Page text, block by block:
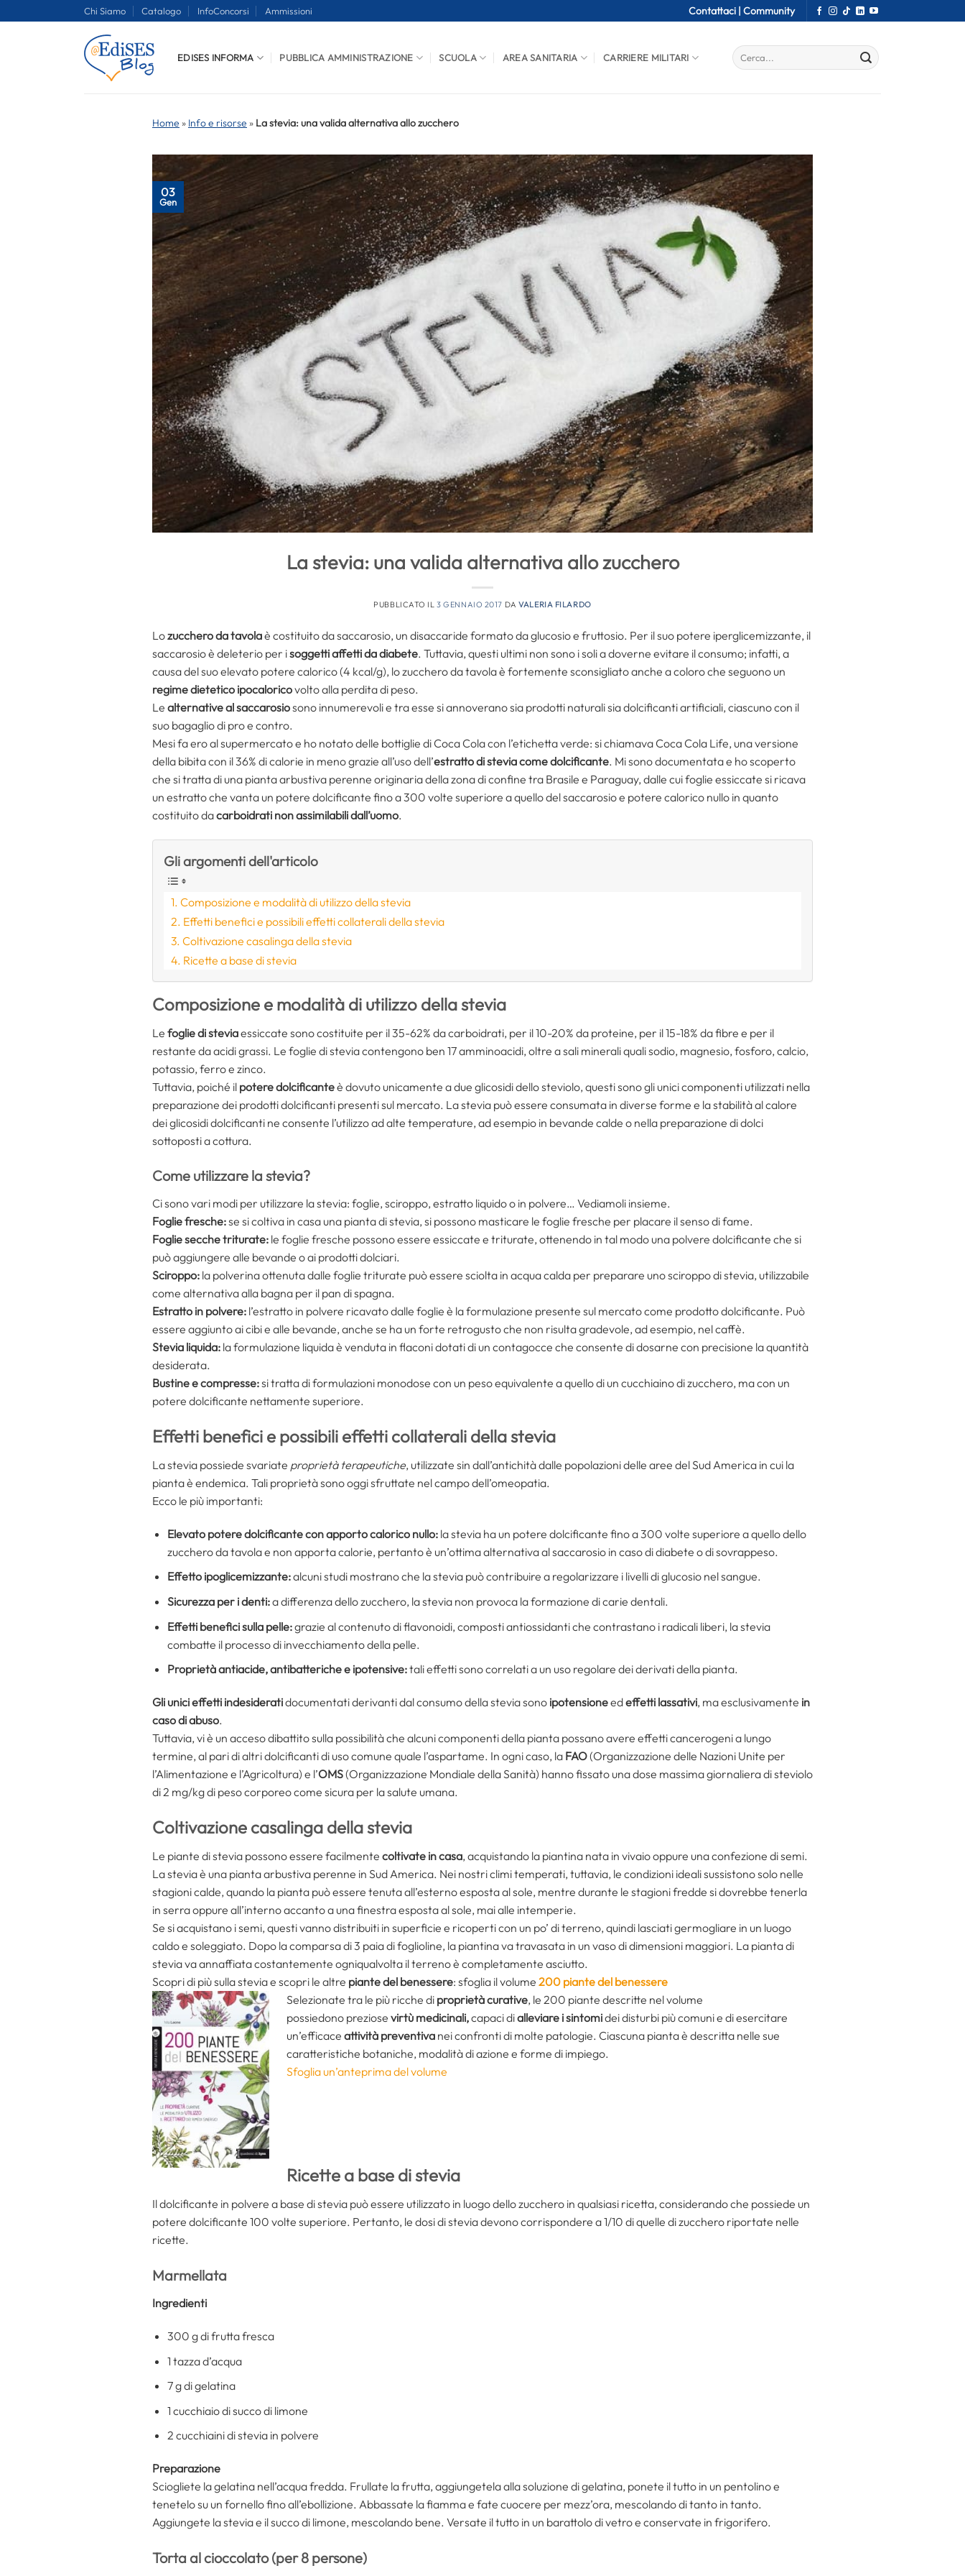
Chi Siamo Catalogo InfoConcorsi Ammissioni Contattaci | Community
EDISES INFORMA PUBBLICA AMMINISTRAZIONE SCUOLA AREA SANITARIA CARRIERE MILITARI
Home » Info e risorse » La stevia: una valida alternativa allo zucchero
03
Gen
La stevia: una valida alternativa allo zucchero
PUBBLICATO IL3 GENNAIO 2017 DAVALERIA FILARDO
Lozucchero da tavolaè costituito da saccarosio, un disaccaride formato da glucosio e fruttosio. Per il suo potere iperglicemizzante, il
saccarosio è deleterio per isoggetti affetti da diabete. Tuttavia, questi ultimi non sono i soli a doverne evitare il consumo; infatti, a
causa del suo elevato potere calorico (4 kcal/g), lo zucchero da tavola è fortemente sconsigliato anche a coloro che seguono un
regime dietetico ipocaloricovolto alla perdita di peso.
Le alternative al saccarosiosono innumerevoli e tra esse si annoverano sia prodotti naturali sia dolcificanti artificiali, ciascuno con il
suo bagaglio di pro e contro.
Mesi fa ero al supermercato e ho notato delle bottiglie di Coca Cola con l’etichetta verde: si chiamava Coca Cola Life, una versione
della bibita con il 36% di calorie in meno grazie all’uso dell’estratto di stevia come dolcificante. Mi sono documentata e ho scoperto
che si tratta di una pianta arbustiva perenne originaria della zona di confine tra Brasile e Paraguay, dalle cui foglie essiccate si ricava
un estratto che vanta un potere dolcificante fino a 300 volte superiore a quello del saccarosio e potere calorico nullo in quanto
costituito dacarboidrati non assimilabili dall’uomo.
Gli argomenti dell'articolo
Composizione e modalità di utilizzo della stevia
Effetti benefici e possibili effetti collaterali della stevia
Coltivazione casalinga della stevia
Ricette a base di stevia
Composizione e modalità di utilizzo della stevia
Le foglie di steviaessiccate sono costituite per il 35-62% da carboidrati, per il 10-20% da proteine, per il 15-18% da fibre e per il
restante da acidi grassi. Le foglie di stevia contengono ben 17 amminoacidi, oltre a sali minerali quali sodio, magnesio, fosforo, calcio,
potassio, ferro e zinco.
Tuttavia, poiché il potere dolcificanteè dovuto unicamente a due glicosidi dello steviolo, questi sono gli unici componenti utilizzati nella
preparazione dei prodotti dolcificanti presenti sul mercato. La stevia può essere consumata in diverse forme e la stabilità al calore
dei glicosidi dolcificanti ne consente l’utilizzo ad alte temperature, ad esempio in bevande calde o nella preparazione di dolci
sottoposti a cottura.
Come utilizzare la stevia?
Ci sono vari modi per utilizzare la stevia: foglie, sciroppo, estratto liquido o in polvere… Vediamoli insieme.
Foglie fresche:se si coltiva in casa una pianta di stevia, si possono masticare le foglie fresche per placare il senso di fame.
Foglie secche triturate: le foglie fresche possono essere essiccate e triturate, ottenendo in tal modo una polvere dolcificante che si
può aggiungere alle bevande o ai prodotti dolciari.
Sciroppo: la polverina ottenuta dalle foglie triturate può essere sciolta in acqua calda per preparare uno sciroppo di stevia, utilizzabile
come alternativa alla bagna per il pan di spagna.
Estratto in polvere: l’estratto in polvere ricavato dalle foglie è la formulazione presente sul mercato come prodotto dolcificante. Può
essere aggiunto ai cibi e alle bevande, anche se ha un forte retrogusto che non risulta gradevole, ad esempio, nel caffè.
Stevia liquida: la formulazione liquida è venduta in flaconi dotati di un contagocce che consente di dosarne con precisione la quantità
desiderata.
Bustine e compresse:si tratta di formulazioni monodose con un peso equivalente a quello di un cucchiaino di zucchero, ma con un
potere dolcificante nettamente superiore.
Effetti benefici e possibili effetti collaterali della stevia
La stevia possiede svariate proprietà terapeutiche, utilizzate sin dall’antichità dalle popolazioni delle aree del Sud America in cui la
pianta è endemica. Tali proprietà sono oggi sfruttate nel campo dell’omeopatia.
Ecco le più importanti:
Elevato potere dolcificante con apporto calorico nullo:la stevia ha un potere dolcificante fino a 300 volte superiore a quello dello
zucchero da tavola e non apporta calorie, pertanto è un’ottima alternativa al saccarosio in caso di diabete o di sovrappeso.
Effetto ipoglicemizzante:alcuni studi mostrano che la stevia può contribuire a regolarizzare i livelli di glucosio nel sangue.
Sicurezza per i denti:a differenza dello zucchero, la stevia non provoca la formazione di carie dentali.
Effetti benefici sulla pelle:grazie al contenuto di flavonoidi, composti antiossidanti che contrastano i radicali liberi, la stevia
combatte il processo di invecchiamento della pelle.
Proprietà antiacide, antibatteriche e ipotensive:tali effetti sono correlati a un uso regolare dei derivati della pianta.
Gli unici effetti indesideratidocumentati derivanti dal consumo della stevia sono ipotensioneedeffetti lassativi, ma esclusivamente in
caso di abuso.
Tuttavia, vi è un acceso dibattito sulla possibilità che alcuni componenti della pianta possano avere effetti cancerogeni a lungo
termine, al pari di altri dolcificanti di uso comune quale l’aspartame. In ogni caso, la FAO(Organizzazione delle Nazioni Unite per
l’Alimentazione e l’Agricoltura) e l’OMS(Organizzazione Mondiale della Sanità) hanno fissato una dose massima giornaliera di steviolo
di 2 mg/kg di peso corporeo come sicura per la salute umana.
Coltivazione casalinga della stevia
Le piante di stevia possono essere facilmente coltivate in casa, acquistando la piantina nata in vivaio oppure una confezione di semi.
La stevia è una pianta arbustiva perenne in Sud America. Nei nostri climi temperati, tuttavia, le condizioni ideali sussistono solo nelle
stagioni calde, quando la pianta può essere tenuta all’esterno esposta al sole, mentre durante le stagioni fredde si dovrebbe tenerla
in serra oppure all’interno accanto a una finestra esposta al sole, mai alle intemperie.
Se si acquistano i semi, questi vanno distribuiti in superficie e ricoperti con un po’ di terreno, quindi lasciati germogliare in un luogo
caldo e soleggiato. Dopo la comparsa di 3 paia di foglioline, la piantina va travasata in un vaso di dimensioni maggiori. La pianta di
stevia va annaffiata costantemente ogniqualvolta il terreno è completamente asciutto.
Scopri di più sulla stevia e scopri le altre piante del benessere: sfoglia il volume 200 piante del benessere
Selezionate tra le più ricche di proprietà curative, le 200 piante descritte nel volume
possiedono preziose virtù medicinali,capaci dialleviare i sintomidei disturbi più comuni e di esercitare
un’efficace attività preventiva nei confronti di molte patologie. Ciascuna pianta è descritta nelle sue
caratteristiche botaniche, modalità di azione e forme di impiego.
Sfoglia un’anteprima del volume
Ricette a base di stevia
Il dolcificante in polvere a base di stevia può essere utilizzato in luogo dello zucchero in qualsiasi ricetta, considerando che possiede un
potere dolcificante 100 volte superiore. Pertanto, le dosi di stevia devono corrispondere a 1/10 di quelle di zucchero riportate nelle
ricette.
Marmellata
Ingredienti
300 g di frutta fresca
1 tazza d’acqua
7 g di gelatina
1 cucchiaio di succo di limone
2 cucchiaini di stevia in polvere
Preparazione
Sciogliete la gelatina nell’acqua fredda. Frullate la frutta, aggiungetela alla soluzione di gelatina, ponete il tutto in un pentolino e
tenetelo su un fornello fino all’ebollizione. Abbassate la fiamma e fate cuocere per mezz’ora, mescolando di tanto in tanto.
Aggiungete la stevia e il succo di limone, mescolando bene. Versate il tutto in un barattolo di vetro e conservate in frigorifero.
Torta al cioccolato (per 8 persone)